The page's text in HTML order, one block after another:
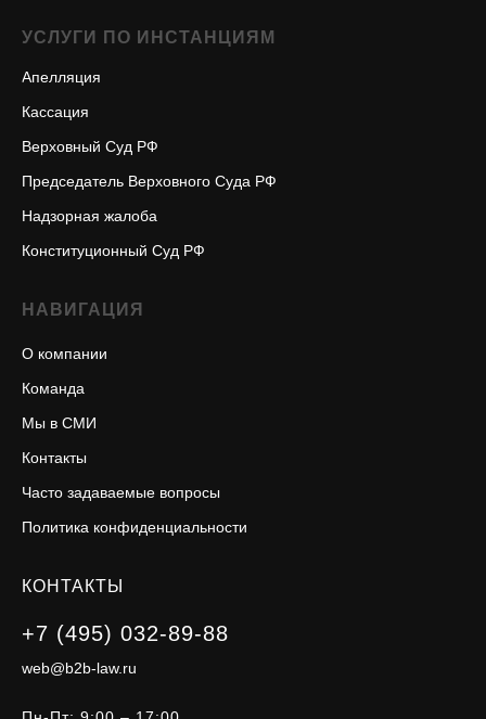
КОНТАКТЫ
+7 (495) 032-89-88
web@b2b-law.ru
УСЛУГИ ПО ИНСТАНЦИЯМ
Апелляция
Кассация
Верховный Суд РФ
Председатель Верховного Суда РФ
Надзорная жалоба
Конституционный Суд РФ
НАВИГАЦИЯ
О компании
Команда
Мы в СМИ
Контакты
Часто задаваемые вопросы
Политика конфиденциальности